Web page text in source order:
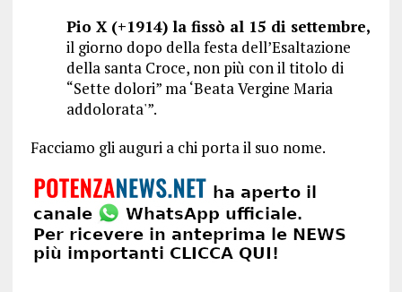
Pio X (+1914) la fissò al 15 di settembre,
il giorno dopo della festa dell’Esaltazione
della santa Croce, non più con il titolo di
“Sette dolori” ma ‘Beata Vergine Maria
addolorata'”.
Facciamo gli auguri a chi porta il suo nome.